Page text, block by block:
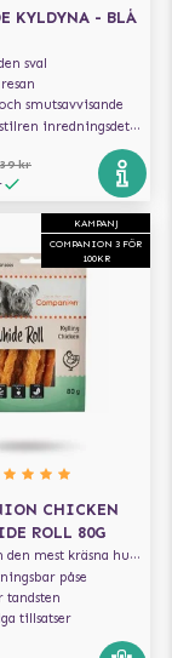
KYLDYNA - BLÅ
sval
smutsavvisande
inredningsdetalj
kr
KAMPANJ
COMPANION 3 FÖR
100KR
CHICKEN
ROLL 80G
mest kräsna hunden
påse
tandsten
tillsatser